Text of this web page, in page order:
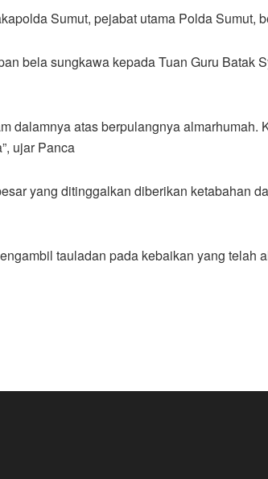
Sumut, pejabat utama Polda Sumut,
bela sungkawa kepada Tuan Guru Batak
dalamnya atas berpulangnya almarhumah.
ujar Panca
yang ditinggalkan diberikan ketabahan
tauladan pada kebaikan yang telah